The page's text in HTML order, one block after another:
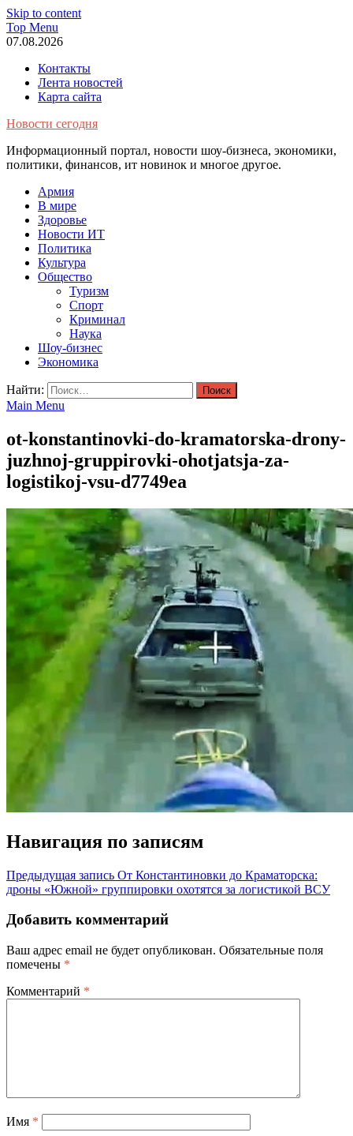
Skip to content
Top Menu
07.08.2026
Контакты
Лента новостей
Карта сайта
Новости сегодня
Информационный портал, новости шоу-бизнеса, экономики,
политики, финансов, ит новинок и многое другое.
Армия
В мире
Здоровье
Новости ИТ
Политика
Культура
Общество
Туризм
Спорт
Криминал
Наука
Шоу-бизнес
Экономика
Найти:
Main Menu
ot-konstantinovki-do-kramatorska-drony-
juzhnoj-gruppirovki-ohotjatsja-za-
logistikoj-vsu-d7749ea
Навигация по записям
Предыдущая запись От Константиновки до Краматорска:
дроны «Южной» группировки охотятся за логистикой ВСУ
Добавить комментарий
Ваш адрес email не будет опубликован. Обязательные поля
помечены *
Комментарий *
Имя *